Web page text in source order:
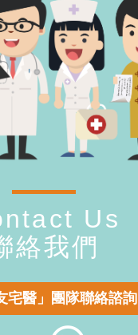
Us
絡我們
宅醫」團隊聯絡諮詢